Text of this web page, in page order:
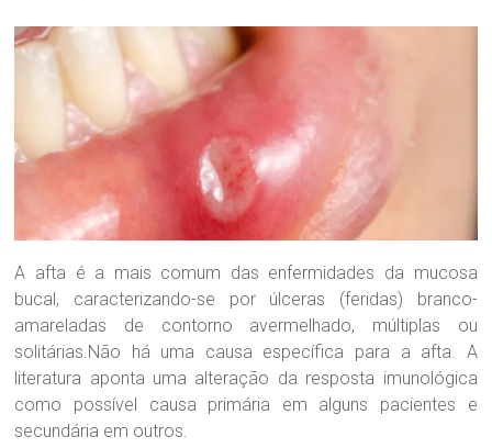
O
d
l
c
a
D
r
a
.
S
a
d
A afta é a mais comum das enfermidades da mucosa
bucal, caracterizando-se por úlceras (feridas) branco-
amareladas de contorno avermelhado, múltiplas ou
solitárias.Não há uma causa específica para a afta. A
literatura aponta uma alteração da resposta imunológica
como possível causa primária em alguns pacientes e
secundária em outros.